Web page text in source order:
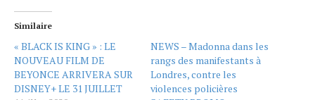
Similaire
« BLACK IS KING » : LE
NOUVEAU FILM DE
BEYONCE ARRIVERA SUR
DISNEY+ LE 31 JUILLET
NEWS – Madonna dans les
rangs des manifestants à
Londres, contre les
violences policières